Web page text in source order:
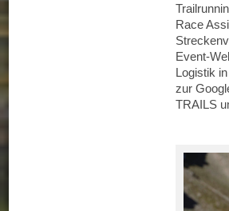
Race
Event-
Logistik
zur
TRAILS